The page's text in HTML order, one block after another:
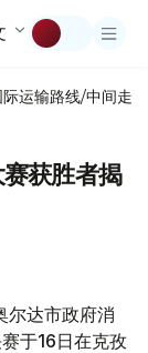
运输路线/中间走廊
获胜者揭
尔达市政府消
于16日在克孜